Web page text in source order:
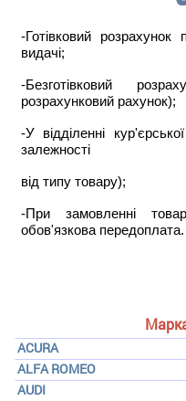
ACURA
ALFA ROMEO
AUDI
-Готівковий
видачі;
-Безготівковий
розрахунковий рахунок);
-У відділенні
залежності
від типу товару);
-При замовленні
обов'язкова передоплата.